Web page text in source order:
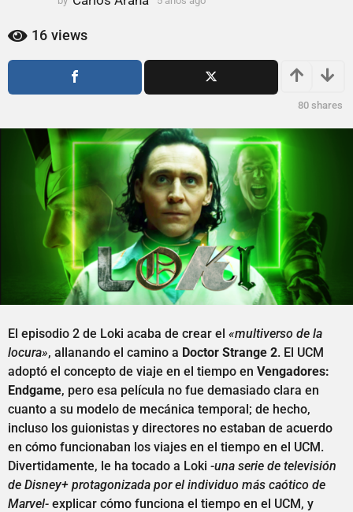
s
a
s
a
16 views
80 shares
El episodio 2 de Loki acaba de crear el «multiverso de la
locura», allanando el camino a Doctor Strange 2. El UCM
adoptó el concepto de viaje en el tiempo en Vengadores:
Endgame, pero esa película no fue demasiado clara en
cuanto a su modelo de mecánica temporal; de hecho,
incluso los guionistas y directores no estaban de acuerdo
en cómo funcionaban los viajes en el tiempo en el UCM.
Divertidamente, le ha tocado a Loki -una serie de televisión
de Disney+ protagonizada por el individuo más caótico de
Marvel- explicar cómo funciona el tiempo en el UCM, y